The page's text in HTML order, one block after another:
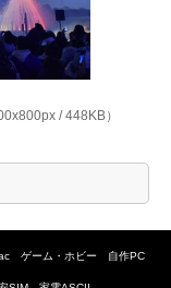
/ 448KB）
ゲーム・ホビー 自作PC